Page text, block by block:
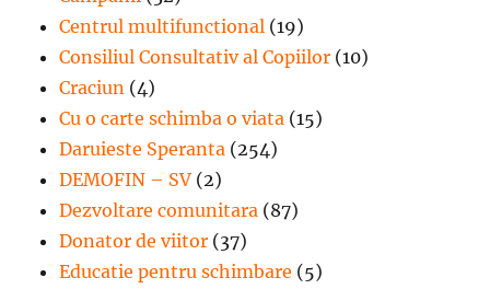
Centrul multifunctional (19)
Consiliul Consultativ al Copiilor (10)
Craciun (4)
Cu o carte schimba o viata (15)
Daruieste Speranta (254)
DEMOFIN – SV (2)
Dezvoltare comunitara (87)
Donator de viitor (37)
Educatie pentru schimbare (5)